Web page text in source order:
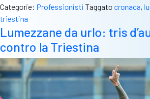
Categorie: Professionisti Taggato cronaca,
triestina
Lumezzane da urlo: tris
contro la Triestina